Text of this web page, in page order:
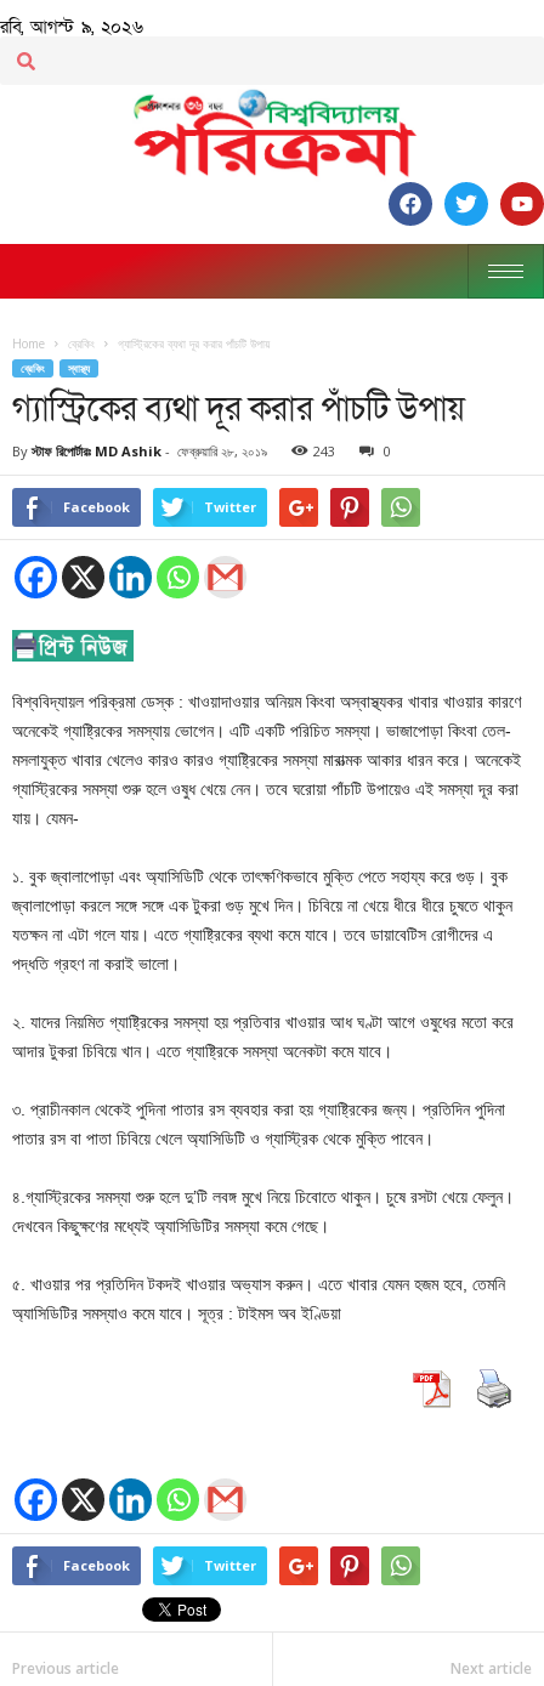
রবি, আগস্ট ৯, ২০২৬
Home ব্রেকিং গ্যাস্ট্রিকের ব্যথা দূর করার পাঁচটি উপায়
ব্রেকিং স্বাস্থ্য
গ্যাস্ট্রিকের ব্যথা দূর করার পাঁচটি উপায়
By স্টাফ রিপোর্টারঃ MD Ashik - ফেব্রুয়ারি ২৮, ২০১৯ 243 0
Facebook Twitter
বিশ্ববিদ্যায়ল পরিক্রমা ডেস্ক : খাওয়াদাওয়ার অনিয়ম কিংবা অস্বাস্থ্যকর খাবার খাওয়ার কারণে
অনেকেই গ্যাষ্ট্রিকের সমস্যায় ভোগেন। এটি একটি পরিচিত সমস্যা। ভাজাপোড়া কিংবা তেল-
মসলাযুক্ত খাবার খেলেও কারও কারও গ্যাষ্ট্রিকের সমস্যা মারাত্মক আকার ধারন করে। অনেকেই
গ্যাস্ট্রিকের সমস্যা শুরু হলে ওষুধ খেয়ে নেন। তবে ঘরোয়া পাঁচটি উপায়েও এই সমস্যা দূর করা
যায়। যেমন-
১. বুক জ্বালাপোড়া এবং অ্যাসিডিটি থেকে তাৎক্ষণিকভাবে মুক্তি পেতে সহায্য করে গুড়। বুক
জ্বালাপোড়া করলে সঙ্গে সঙ্গে এক টুকরা গুড় মুখে দিন। চিবিয়ে না খেয়ে ধীরে ধীরে চুষতে থাকুন
যতক্ষন না এটা গলে যায়। এতে গ্যাষ্ট্রিকের ব্যথা কমে যাবে। তবে ডায়াবেটিস রোগীদের এ
পদ্ধতি গ্রহণ না করাই ভালো।
২. যাদের নিয়মিত গ্যাষ্ট্রিকের সমস্যা হয় প্রতিবার খাওয়ার আধ ঘণ্টা আগে ওষুধের মতো করে
আদার টুকরা চিবিয়ে খান। এতে গ্যাষ্ট্রিকে সমস্যা অনেকটা কমে যাবে।
৩. প্রাচীনকাল থেকেই পুদিনা পাতার রস ব্যবহার করা হয় গ্যাষ্ট্রিকের জন্য। প্রতিদিন পুদিনা
পাতার রস বা পাতা চিবিয়ে খেলে অ্যাসিডিটি ও গ্যাস্ট্রিক থেকে মুক্তি পাবেন।
৪.গ্যাস্ট্রিকের সমস্যা শুরু হলে দু’টি লবঙ্গ মুখে নিয়ে চিবোতে থাকুন। চুষে রসটা খেয়ে ফেলুন।
দেখবেন কিছুক্ষণের মধ্যেই অ্যাসিডিটির সমস্যা কমে গেছে।
৫. খাওয়ার পর প্রতিদিন টকদই খাওয়ার অভ্যাস করুন। এতে খাবার যেমন হজম হবে, তেমনি
অ্যাসিডিটির সমস্যাও কমে যাবে। সূত্র : টাইমস অব ইণ্ডিয়া
Facebook Twitter
Previous article Next article